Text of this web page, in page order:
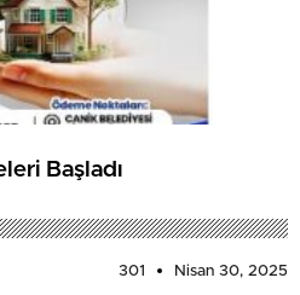
Başladı
301 Nisan 30, 2025